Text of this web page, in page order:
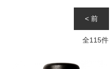
< 前
全115件